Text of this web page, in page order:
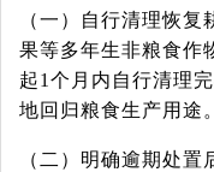
（一）自行清理恢
果等多年生非粮食作
起1个月内自行清理
地回归粮食生产用途。
（二）明确逾期处